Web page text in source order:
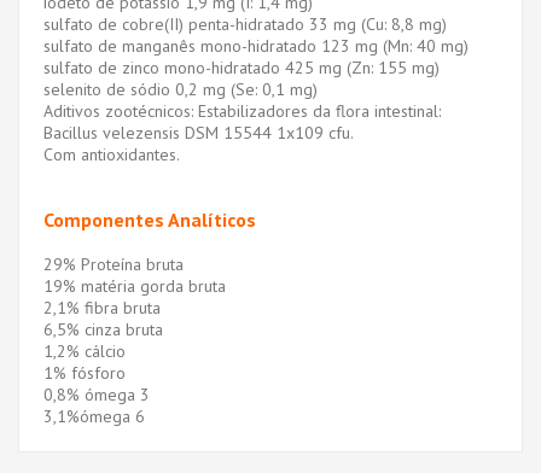
sulfato de cobre(II) penta-hidratado 33 mg (Cu: 8,8 mg)
sulfato de manganês mono-hidratado 123 mg (Mn: 40 mg)
sulfato de zinco mono-hidratado 425 mg (Zn: 155 mg)
selenito de sódio 0,2 mg (Se: 0,1 mg)
Aditivos zootécnicos: Estabilizadores da flora intestinal:
Bacillus velezensis DSM 15544 1x109 cfu.
Com antioxidantes.
Componentes Analíticos
29% Proteína bruta
19% matéria gorda bruta
2,1% fibra bruta
6,5% cinza bruta
1,2% cálcio
1% fósforo
0,8% ómega 3
3,1%ómega 6